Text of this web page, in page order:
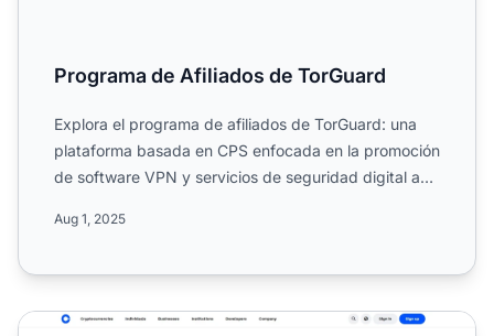
Programa de Afiliados de TorGuard
Explora el programa de afiliados de TorGuard: una
plataforma basada en CPS enfocada en la promoción
de software VPN y servicios de seguridad digital a
Aug 1, 2025
Programa de Afiliados de Coinbase